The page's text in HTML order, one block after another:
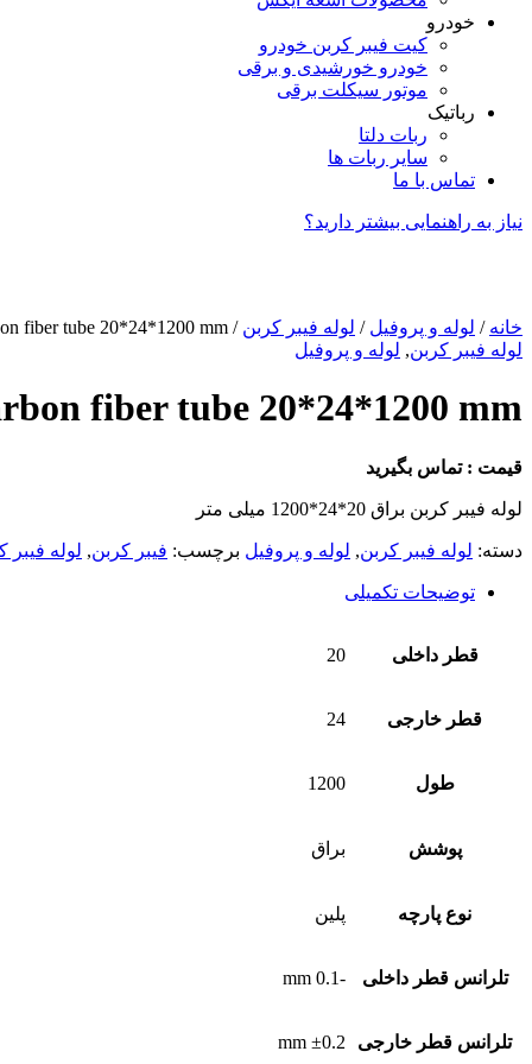
خودرو
کیت فیبر کربن خودرو
خودرو خورشیدی و برقی
موتور سیکلت برقی
رباتیک
ربات دلتا
سایر ربات ها
تماس با ما
نیاز به راهنمایی بیشتر دارید؟
خانه / لوله و پروفیل / لوله فیبر کربن / carbon fiber tube 20*24*1200 mm
لوله فیبر کربن, لوله و پروفیل
fiber tube 20*24*1200 mm
قیمت : تماس بگیرید
لوله فیبر کربن براق 20*24*1200 میلی متر
دسته: لوله فیبر کربن, لوله و پروفیل برچسب: فیبر کربن, لوله فیبر
توضیحات تکمیلی
قطر داخلی 20
قطر خارجی 24
طول 1200
پوشش براق
نوع پارچه پلین
تلرانس قطر داخلی -0.1 mm
تلرانس قطر خارجی ±0.2 mm